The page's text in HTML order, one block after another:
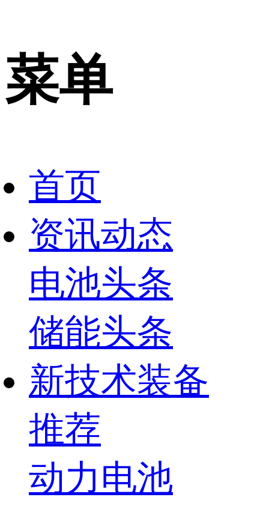
菜单
首页
资讯动态
电池头条
储能头条
新技术装备
推荐
动力电池